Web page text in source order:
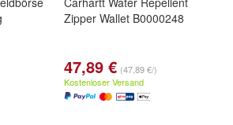
Zipper Wallet B0000248
47,89 € (47,89 €/)
Kostenloser Versand